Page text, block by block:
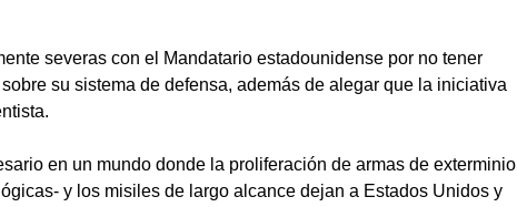
severas con el Mandatario estadounidense por no tener
su sistema de defensa, además de alegar que la iniciativa
en un mundo donde la proliferación de armas de exterminio
y los misiles de largo alcance dejan a Estados Unidos y